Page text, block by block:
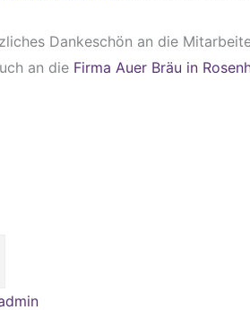
Dankeschön an die
an die Firma Auer Bräu in